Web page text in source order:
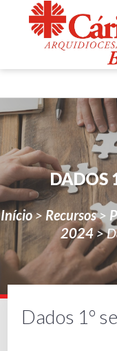
DADOS
Início> Recursos>
2024>
Dados 1º